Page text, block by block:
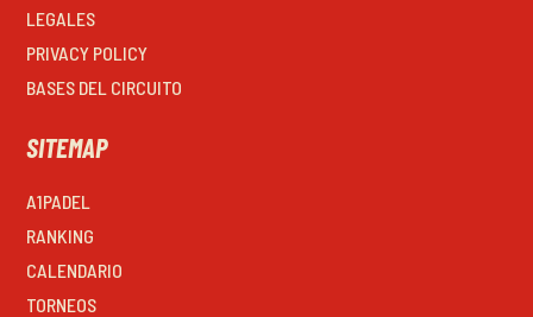
LEGALES
PRIVACY POLICY
BASES DEL CIRCUITO
SITEMAP
A1PADEL
RANKING
CALENDARIO
TORNEOS